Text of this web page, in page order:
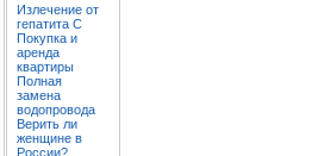
Излечение от
гепатита C
Покупка и
аренда
квартиры
Полная
замена
водопровода
Верить ли
женщине в
России?